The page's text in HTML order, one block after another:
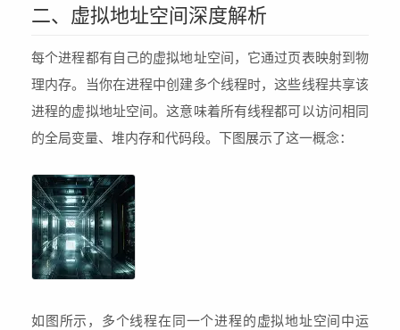
二、虚拟地址空间深度解析
每个进程都有自己的虚拟地址空间，它通过页表映射到物
理内存。当你在进程中创建多个线程时，这些线程共享该
进程的虚拟地址空间。这意味着所有线程都可以访问相同
的全局变量、堆内存和代码段。下图展示了这一概念：
如图所示，多个线程在同一个进程的虚拟地址空间中运